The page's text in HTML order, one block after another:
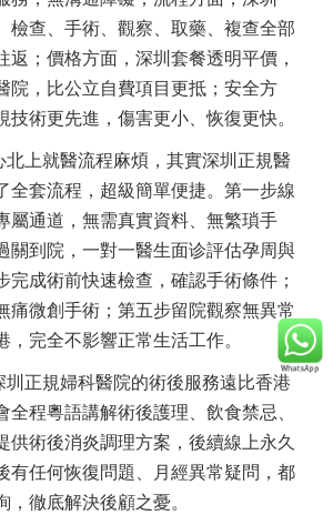
檢查、手術、觀察、取藥、複查全部
返；價格方面，深圳套餐透明平價，
院，比公立自費項目更抵；安全方
術更先進，傷害更小、恢復更快。
北上就醫流程麻煩，其實深圳正規醫
全套流程，超級簡單便捷。第一步線
屬通道，無需真實資料、無繁瑣手
關到院，一對一醫生面诊評估孕周與
完成術前快速檢查，確認手術條件；
痛微創手術；第五步留院觀察無異常
完全不影響正常生活工作。
正規婦科醫院的術後服務遠比香港
程粵語講解術後護理、飲食禁忌、
供術後消炎調理方案，後續線上永久
有任何恢復問題、月經異常疑問，都
徹底解決後顧之憂。